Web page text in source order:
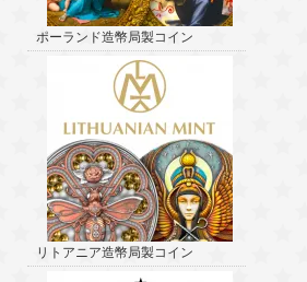
ポーランド造幣局製コイン
リトアニア造幣局製コイン